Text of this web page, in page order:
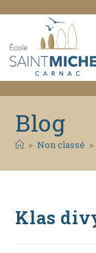
content
Blog
> Non classé >
Klas